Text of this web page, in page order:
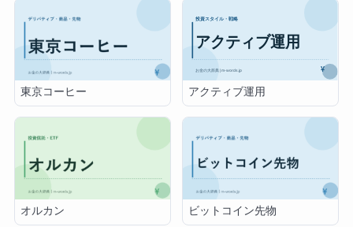
東京コーヒー アクティブ運用
オルカン ビットコイン先物